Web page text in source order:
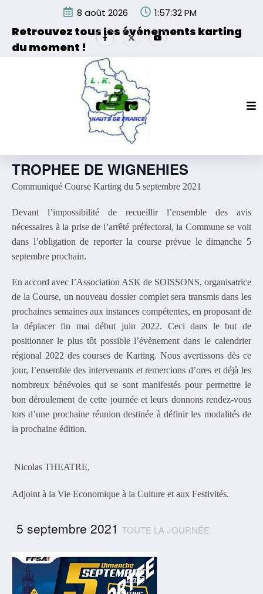
contenu
8 août 2026 1:57:32 PM
Retrouvez tous les événements karting
du moment !
Les événements organisés par la Ligue de Karting des
Hauts de France et de ses partenaires.
« Tous les Évènements
Cet évènement est passé.
TROPHEE DE WIGNEHIES
Communiqué Course Karting du 5 septembre 2021
Devant l’impossibilité de recueillir l’ensemble des avis
nécessaires à la prise de l’arrêté préfectoral, la Commune se voit
dans l’obligation de reporter la course prévue le dimanche 5
septembre prochain.
En accord avec l’Association ASK de SOISSONS, organisatrice
de la Course, un nouveau dossier complet sera transmis dans les
prochaines semaines aux instances compétentes, en proposant de
la déplacer fin mai début juin 2022. Ceci dans le but de
positionner le plus tôt possible l’évènement dans le calendrier
régional 2022 des courses de Karting. Nous avertissons dès ce
jour, l’ensemble des intervenants et remercions d’ores et déjà les
nombreux bénévoles qui se sont manifestés pour permettre le
bon déroulement de cette journée et leurs donnons rendez-vous
lors d’une prochaine réunion destinée à définir les modalités de
la prochaine édition.
Nicolas THEATRE,
Adjoint à la Vie Economique à la Culture et aux Festivités.
5 septembre 2021 TOUTE LA JOURNÉE